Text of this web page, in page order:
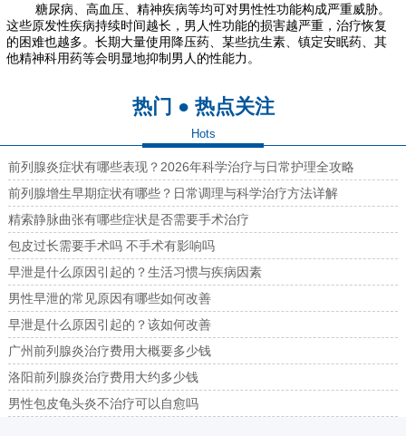
糖尿病、高血压、精神疾病等均可对男性性功能构成严重威胁。
这些原发性疾病持续时间越长，男人性功能的损害越严重，治疗恢复
的困难也越多。长期大量使用降压药、某些抗生素、镇定安眠药、其
他精神科用药等会明显地抑制男人的性能力。
热门 ● 热点关注
Hots
前列腺炎症状有哪些表现？2026年科学治疗与日常护理全攻略
前列腺增生早期症状有哪些？日常调理与科学治疗方法详解
精索静脉曲张有哪些症状是否需要手术治疗
包皮过长需要手术吗 不手术有影响吗
早泄是什么原因引起的？生活习惯与疾病因素
男性早泄的常见原因有哪些如何改善
早泄是什么原因引起的？该如何改善
广州前列腺炎治疗费用大概要多少钱
洛阳前列腺炎治疗费用大约多少钱
男性包皮龟头炎不治疗可以自愈吗